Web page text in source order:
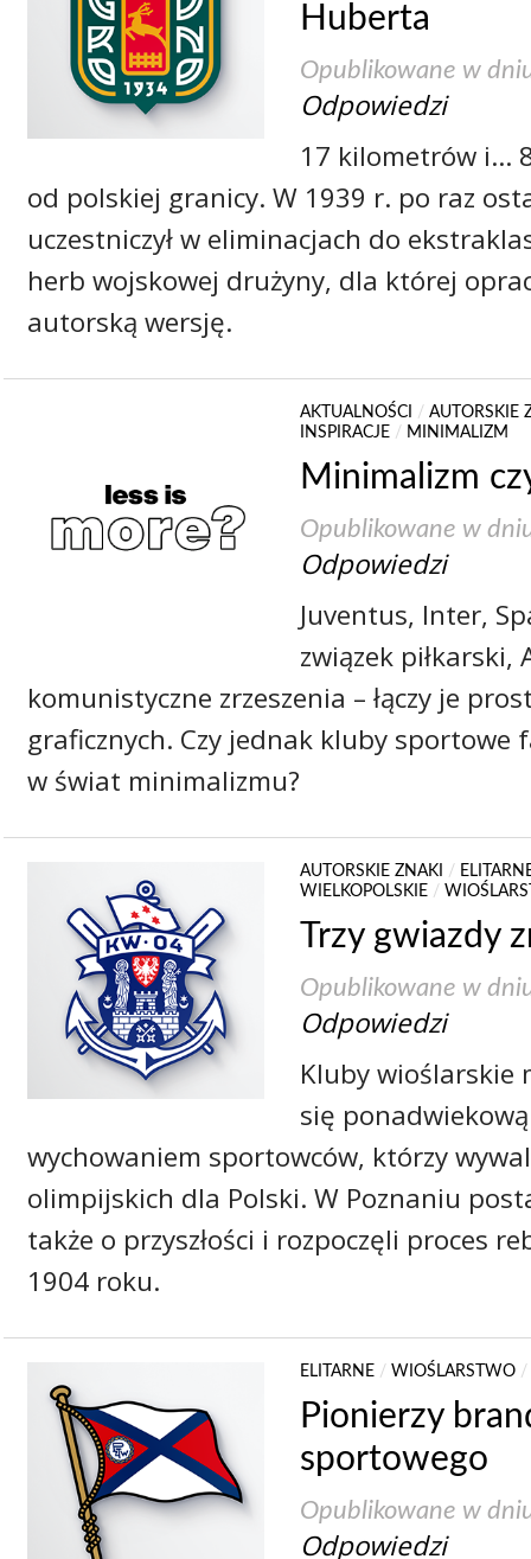
Huberta
Opublikowane w
Odpowiedzi
17 kilometrów i…
od polskiej granicy. W 1939 r. po raz
uczestniczył w eliminacjach do
herb wojskowej drużyny, dla której
autorską wersję.
AKTUALNOŚCI / AUTORSKIE
INSPIRACJE/ MINIMALIZM
Minimalizm
Opublikowane w
Odpowiedzi
Juventus, Inter,
związek piłkarski,
komunistyczne zrzeszenia – łączy je
graficznych. Czy jednak kluby sportowe
w świat minimalizmu?
AUTORSKIE ZNAKI /
WIELKOPOLSKIE/
Trzy gwiazdy
Opublikowane w
Odpowiedzi
Kluby wioślarskie
się
wychowaniem sportowców, którzy
olimpijskich dla Polski. W Poznaniu
także o przyszłości i rozpoczęli proces
1904 roku.
ELITARNE/ WIOŚLARSTWO/
Pionierzy
sportowego
Opublikowane w
Odpowiedzi